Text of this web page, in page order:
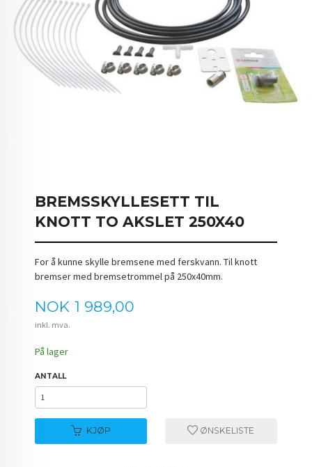
BREMSSKYLLESETT TIL
KNOTT TO AKSLET 250X40
For å kunne skylle bremsene med ferskvann. Til knott
bremser med bremsetrommel på 250x40mm.
Pris
NOK 1 989,00
inkl. mva.
På lager
ANTALL
KJØP ØNSKELISTE